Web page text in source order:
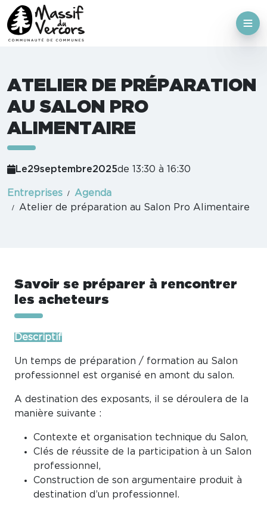
ATELIER DE PRÉPARATION
AU SALON PRO
ALIMENTAIRE
Le29septembre2025de 13:30 à 16:30
Entreprises
Agenda
Atelier de préparation au Salon Pro Alimentaire
Savoir se préparer à rencontrer
les acheteurs
Descriptif
Un temps de préparation / formation au Salon
professionnel est organisé en amont du salon.
A destination des exposants, il se déroulera de la
manière suivante :
Contexte et organisation technique du Salon,
Clés de réussite de la participation à un Salon
professionnel,
Construction de son argumentaire produit à
destination d’un professionnel.